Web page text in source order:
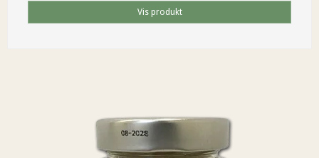
Vis produkt